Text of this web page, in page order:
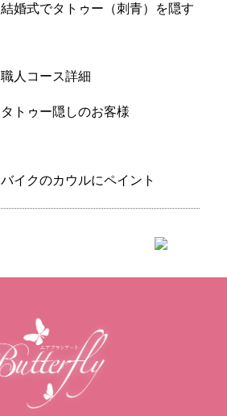
結婚式でタトゥー（刺青）を隠す
職人コース詳細
タトゥー隠しのお客様
バイクのカウルにペイント